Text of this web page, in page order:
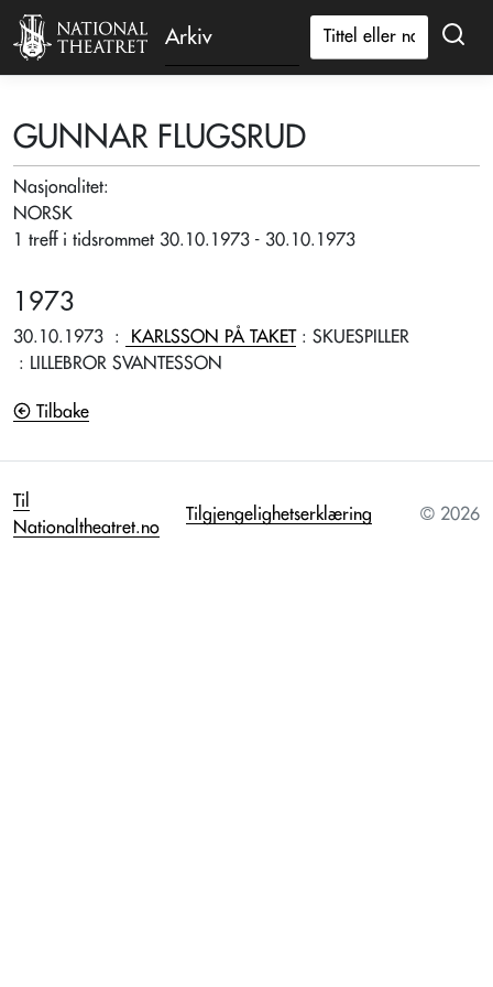
Arkiv
GUNNAR FLUGSRUD
Nasjonalitet:
NORSK
1 treff i tidsrommet 30.10.1973 - 30.10.1973
1973
30.10.1973 : KARLSSON PÅ TAKET: SKUESPILLER
: LILLEBROR SVANTESSON
Tilbake
Til
Nationaltheatret.no
Tilgjengelighetserklæring © 2026